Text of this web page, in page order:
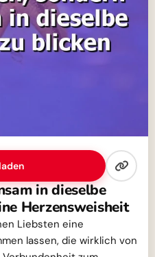
in dieselbe
Herzensweisheit
Liebsten eine
lassen, die wirklich von